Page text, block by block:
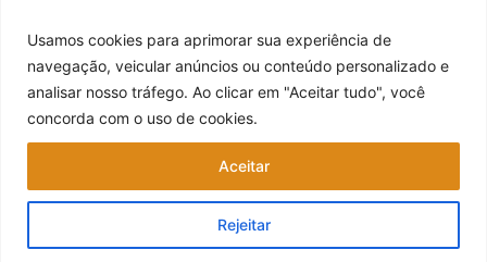
Usamos cookies para aprimorar sua experiência de
navegação, veicular anúncios ou conteúdo personalizado e
analisar nosso tráfego. Ao clicar em "Aceitar tudo", você
concorda com o uso de cookies.
Rejeitar
Aceitar
Quem somos Expediente Fale Conosco
©